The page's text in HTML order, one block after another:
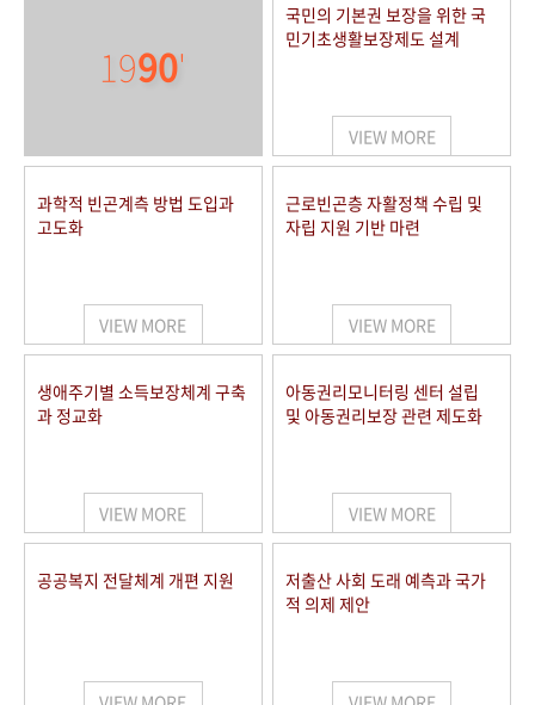
1990'
국민의 기본권 보장을 위한 국
민기초생활보장제도 설계
VIEW MORE
과학적 빈곤계측 방법 도입과
고도화
VIEW MORE
근로빈곤층 자활정책 수립 및
자립 지원 기반 마련
VIEW MORE
생애주기별 소득보장체계 구축
과 정교화
VIEW MORE
아동권리모니터링 센터 설립
및 아동권리보장 관련 제도화
VIEW MORE
공공복지 전달체계 개편 지원
저출산 사회 도래 예측과 국가
적 의제 제안